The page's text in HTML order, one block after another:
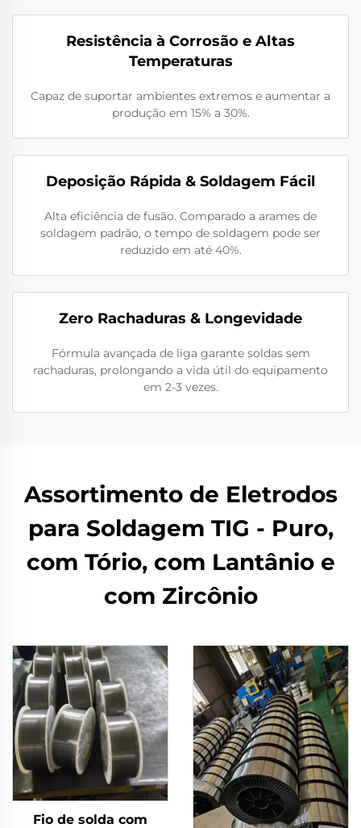
Resistência à Corrosão e Altas
Temperaturas
Capaz de suportar ambientes extremos e aumentar a
produção em 15% a 30%.
Deposição Rápida & Soldagem Fácil
Alta eficiência de fusão. Comparado a arames de
soldagem padrão, o tempo de soldagem pode ser
reduzido em até 40%.
Zero Rachaduras & Longevidade
Fórmula avançada de liga garante soldas sem
rachaduras, prolongando a vida útil do equipamento
em 2-3 vezes.
Assortimento de Eletrodos
para Soldagem TIG - Puro,
com Tório, com Lantânio e
com Zircônio
Fio de solda com